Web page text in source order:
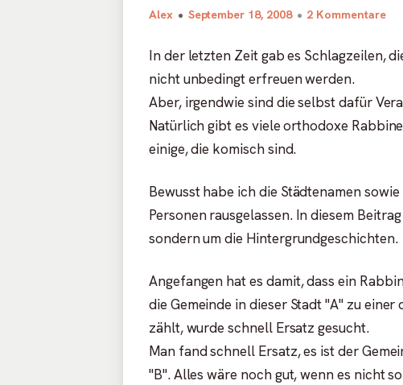
Autor
Alex
Veröffentlicht
September 18, 2008 2 Kommentarezu
In der letzten Zeit gab es Schlagzeilen,
nicht unbedingt erfreuen werden.
Aber, irgendwie sind die selbst dafür
Natürlich gibt es viele orthodoxe
einige, die komisch sind.
Bewusst habe ich die Städtenamen
Personen rausgelassen. In diesem
sondern um die Hintergrundgeschichten.
Angefangen hat es damit, dass ein
die Gemeinde in dieser Stadt "A" zu
zählt, wurde schnell Ersatz gesucht.
Man fand schnell Ersatz, es ist der
"B". Alles wäre noch gut, wenn es nicht